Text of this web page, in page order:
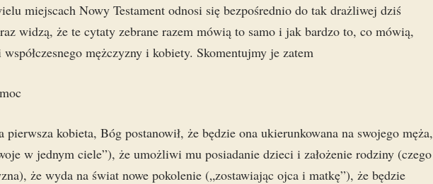
miejscach Nowy Testament odnosi się bezpośrednio do tak drażliwej dziś
widzą, że te cytaty zebrane razem mówią to samo i jak bardzo to, co mówią,
mężczyzny i kobiety. Skomentujmy je zatem
pierwsza kobieta, Bóg postanowił, że będzie ona ukierunkowana na swojego męża,
w jednym ciele”), że umożliwi mu posiadanie dzieci i założenie rodziny (czego
że wyda na świat nowe pokolenie („zostawiając ojca i matkę”), że będzie